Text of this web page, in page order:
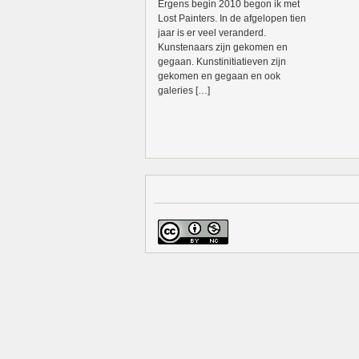
Ergens begin 2010 begon ik met
Lost Painters. In de afgelopen tien
jaar is er veel veranderd.
Kunstenaars zijn gekomen en
gegaan. Kunstinitiatieven zijn
gekomen en gegaan en ook
galeries […]